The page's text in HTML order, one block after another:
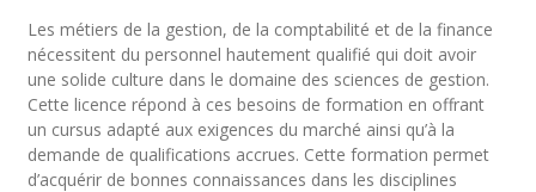
Les métiers de la gestion, de la comptabilité et de la finance
nécessitent du personnel hautement qualifié qui doit avoir
une solide culture dans le domaine des sciences de gestion.
Cette licence répond à ces besoins de formation en offrant
un cursus adapté aux exigences du marché ainsi qu’à la
demande de qualifications accrues. Cette formation permet
d’acquérir de bonnes connaissances dans les disciplines